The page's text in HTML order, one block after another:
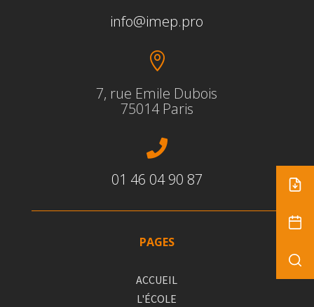
info@imep.pro

7, rue Emile Dubois
75014 Paris

01 46 04 90 87
PAGES
ACCUEIL
L'ÉCOLE